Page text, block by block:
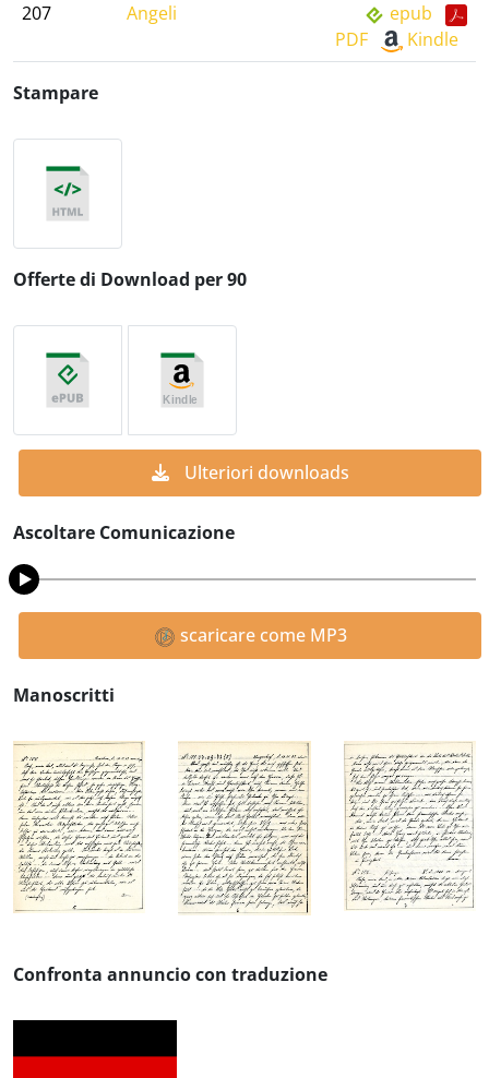
207 Angeli
epub
PDF
Kindle
Stampare
Offerte di Download per 90
Ulteriori downloads
Ascoltare Comunicazione
scaricare come MP3
Manoscritti
Confronta annuncio con traduzione